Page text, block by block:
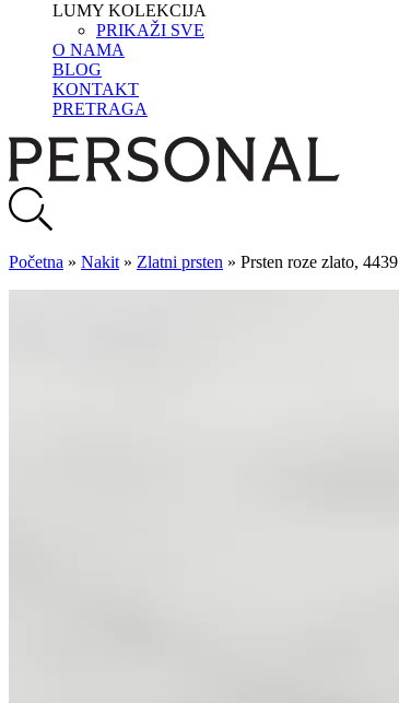
LUMY KOLEKCIJA
PRIKAŽI SVE
O NAMA
BLOG
KONTAKT
PRETRAGA
Početna » Nakit » Zlatni prsten » Prsten roze zlato, 4439